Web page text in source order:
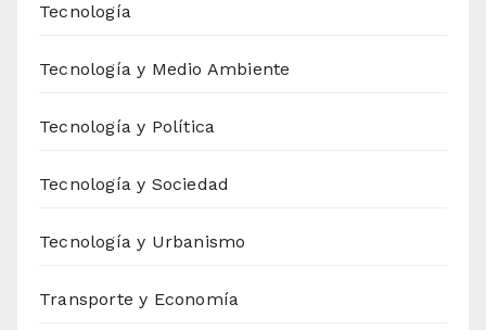
Tecnología
Tecnología y Medio Ambiente
Tecnología y Política
Tecnología y Sociedad
Tecnología y Urbanismo
Transporte y Economía